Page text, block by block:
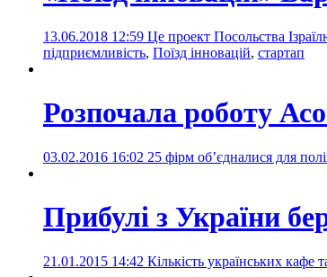
13.06.2018 12:59 Це проект Посольства
підприємливість, Поїзд інновацій, стартап
Розпочала роботу
03.02.2016 16:02 25 фірм об’єдналися для
Прибулі з України
21.01.2015 14:42 Кількість українських кафе